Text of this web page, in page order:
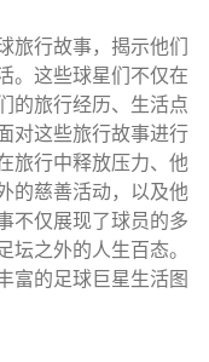
旅行故事，揭示他们
。这些球星们不仅在
的旅行经历、生活点
对这些旅行故事进行
旅行中释放压力、他
的慈善活动，以及他
不仅展现了球员的多
之外的人生百态。
富的足球巨星生活图